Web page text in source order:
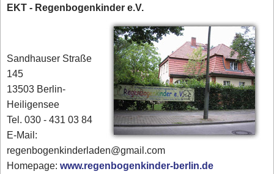
EKT - Regenbogenkinder e.V.
Sandhauser Straße
145
13503 Berlin-
Heiligensee
Tel. 030 - 431 03 84‎
E-Mail:
regenbogenkinderladen@gmail.com
Homepage:www.regenbogenkinder-berlin.de